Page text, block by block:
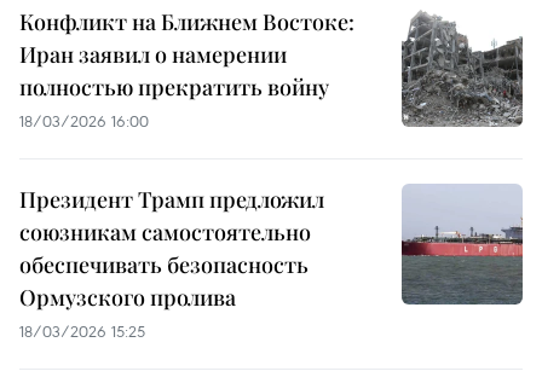
Конфликт на Ближнем Востоке:
Иран заявил о намерении
полностью прекратить войну
18/03/2026 16:00
Президент Трамп предложил
союзникам самостоятельно
обеспечивать безопасность
Ормузского пролива
18/03/2026 15:25